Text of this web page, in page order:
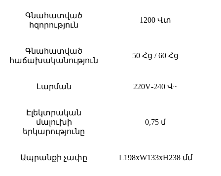
Գնահատված
հզորություն
1200 Վտ
Գնահատված
հաճախականություն
50 Հց / 60 Հց
Լարման 220V-240 Վ~
Էլեկտրական
մալուխի
երկարությունը
0,75 մ
Ապրանքի չափը L198xW133xH238 մմ